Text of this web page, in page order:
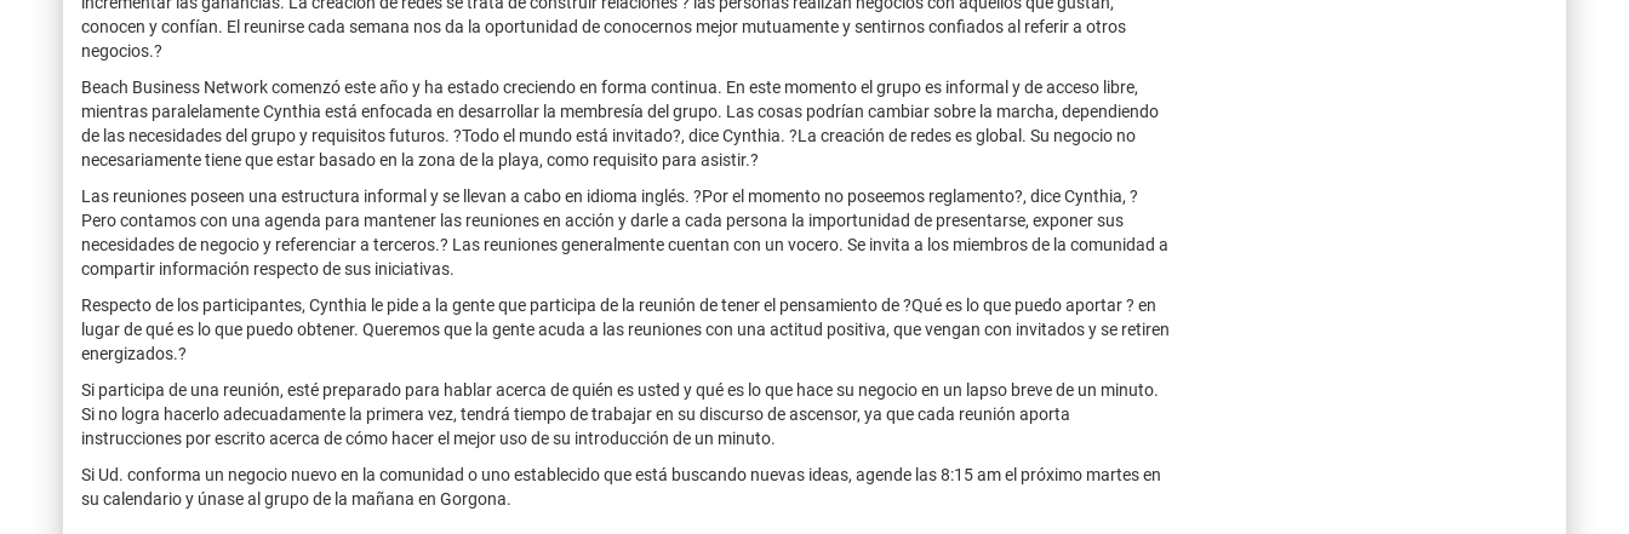
conocen y confían. El reunirse cada semana nos da la oportunidad de conocernos mejor mutuamente y sentirnos confiados al referir a otros
negocios.?
Beach Business Network comenzó este año y ha estado creciendo en forma continua. En este momento el grupo es informal y de acceso libre,
mientras paralelamente Cynthia está enfocada en desarrollar la membresía del grupo. Las cosas podrían cambiar sobre la marcha, dependiendo
de las necesidades del grupo y requisitos futuros. ?Todo el mundo está invitado?, dice Cynthia. ?La creación de redes es global. Su negocio no
necesariamente tiene que estar basado en la zona de la playa, como requisito para asistir.?
Las reuniones poseen una estructura informal y se llevan a cabo en idioma inglés. ?Por el momento no poseemos reglamento?, dice Cynthia, ?
Pero contamos con una agenda para mantener las reuniones en acción y darle a cada persona la importunidad de presentarse, exponer sus
necesidades de negocio y referenciar a terceros.? Las reuniones generalmente cuentan con un vocero. Se invita a los miembros de la comunidad a
compartir información respecto de sus iniciativas.
Respecto de los participantes, Cynthia le pide a la gente que participa de la reunión de tener el pensamiento de ?Qué es lo que puedo aportar ? en
lugar de qué es lo que puedo obtener. Queremos que la gente acuda a las reuniones con una actitud positiva, que vengan con invitados y se retiren
energizados.?
Si participa de una reunión, esté preparado para hablar acerca de quién es usted y qué es lo que hace su negocio en un lapso breve de un minuto.
Si no logra hacerlo adecuadamente la primera vez, tendrá tiempo de trabajar en su discurso de ascensor, ya que cada reunión aporta
instrucciones por escrito acerca de cómo hacer el mejor uso de su introducción de un minuto.
Si Ud. conforma un negocio nuevo en la comunidad o uno establecido que está buscando nuevas ideas, agende las 8:15 am el próximo martes en
su calendario y únase al grupo de la mañana en Gorgona.